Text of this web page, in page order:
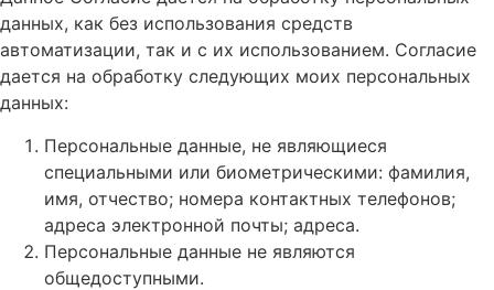
данных, как без использования средств
автоматизации, так и с их использованием. Согласие
дается на обработку следующих моих персональных
данных:
Персональные данные, не являющиеся
специальными или биометрическими: фамилия,
имя, отчество; номера контактных телефонов;
адреса электронной почты; адреса.
Персональные данные не являются
общедоступными.